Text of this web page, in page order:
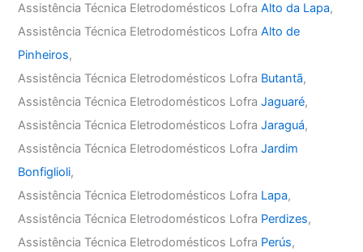
Assistência Técnica Eletrodomésticos LofraAlto da Lapa,
Assistência Técnica Eletrodomésticos LofraAlto de
Pinheiros,
Assistência Técnica Eletrodomésticos Lofra Butantã,
Assistência Técnica Eletrodomésticos LofraJaguaré,
Assistência Técnica Eletrodomésticos LofraJaraguá,
Assistência Técnica Eletrodomésticos LofraJardim
Bonfiglioli,
Assistência Técnica Eletrodomésticos Lofra Lapa,
Assistência Técnica Eletrodomésticos Lofra Perdizes,
Assistência Técnica Eletrodomésticos Lofra Perús,